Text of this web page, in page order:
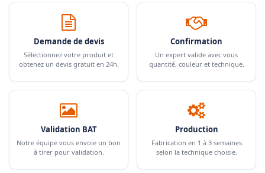
Demande de devis
Sélectionnez votre produit et
obtenez un devis gratuit en 24h.
Confirmation
Un expert valide avec vous
quantité, couleur et technique.
Validation BAT
Notre équipe vous envoie un bon
à tirer pour validation.
Production
Fabrication en 1 à 3 semaines
selon la technique choisie.